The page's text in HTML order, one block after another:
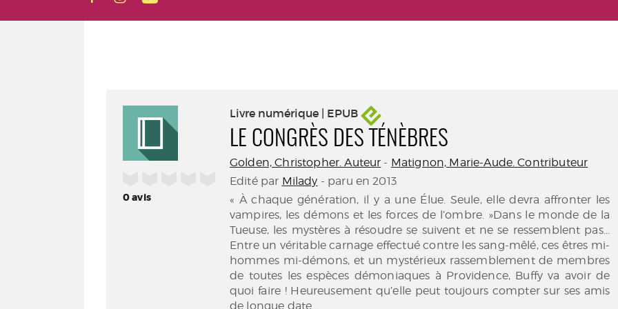
0avis
Livre numérique | EPUB
LE CONGRÈS DES TÉNÈBRES
Golden, Christopher. Auteur - Matignon, Marie-Aude. Contributeur
Edité par Milady - paru en 2013
« À chaque génération, il y a une Élue. Seule, elle devra affronter les
vampires, les démons et les forces de l’ombre. »Dans le monde de la
Tueuse, les mystères à résoudre se suivent et ne se ressemblent pas...
Entre un véritable carnage effectué contre les sang-mêlé, ces êtres mi-
hommes mi-démons, et un mystérieux rassemblement de membres
de toutes les espèces démoniaques à Providence, Buffy va avoir de
quoi faire ! Heureusement qu’elle peut toujours compter sur ses amis
de longue date...